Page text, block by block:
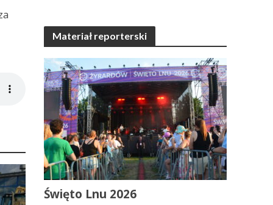
Materiał reporterski
Święto Lnu 2026